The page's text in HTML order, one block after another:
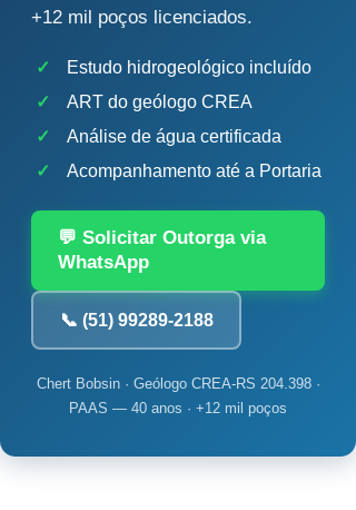
+12 mil poços licenciados.
✓
Estudo hidrogeológico incluído
✓
ART do geólogo CREA
✓
Análise de água certificada
✓
Acompanhamento até a Portaria
💬 Solicitar Outorga via
WhatsApp
📞 (51) 99289-2188
Chert Bobsin · Geólogo CREA-RS 204.398 ·
PAAS — 40 anos · +12 mil poços